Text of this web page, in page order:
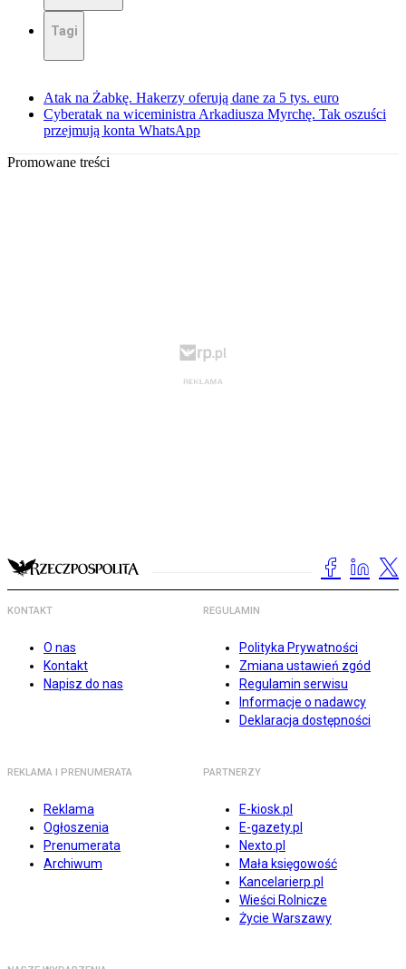
Tagi
Atak na Żabkę. Hakerzy oferują dane za 5 tys. euro
Cyberatak na wiceministra Arkadiusza Myrchę. Tak oszuści
przejmują konta WhatsApp
Promowane treści
KONTAKT
O nas
Kontakt
Napisz do nas
REGULAMIN
Polityka Prywatności
Zmiana ustawień zgód
Regulamin serwisu
Informacje o nadawcy
Deklaracja dostępności
REKLAMA I PRENUMERATA
Reklama
Ogłoszenia
Prenumerata
Archiwum
PARTNERZY
E-kiosk.pl
E-gazety.pl
Nexto.pl
Mała księgowość
Kancelarierp.pl
Wieści Rolnicze
Życie Warszawy